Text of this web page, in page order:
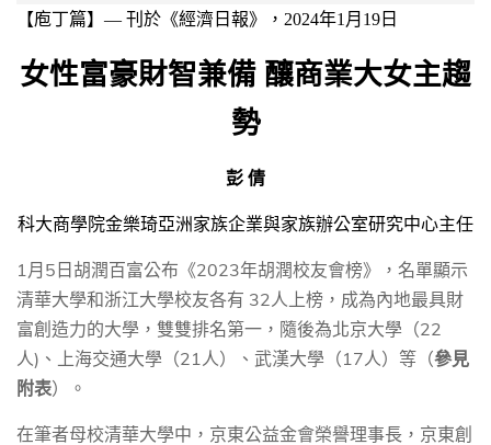
【庖丁篇】 — 刊於《經濟日報》， 2024年1 月 19 日
女性富豪財智兼備 釀商業大女主趨
勢
彭 倩
科大商學院金樂琦亞洲家族企業與家族辦公室研究中心主任
1月 5 日胡潤百富公布《2023年胡潤校友會榜》，名單顯示
清華大學和浙江大學校友各有 32人上榜，成為內地最具財
富創造力的大學，雙雙排名第一 ， 隨後為北京大學（22
人) 、上海交通大學（21人）、武漢大學（17人）等（參見
附表）。
在筆者母校清華大學中，京東公益金會榮譽理事長，京東創